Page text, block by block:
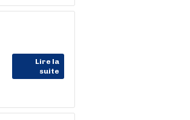
Lire la
suite